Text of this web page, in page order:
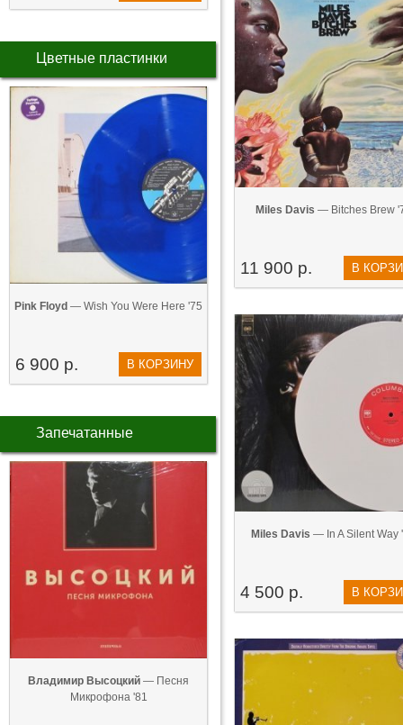
Цветные пластинки
Pink Floyd — Wish You Were Here '75
6 900 р. В КОРЗИНУ
Запечатанные
Владимир Высоцкий — Песня
Микрофона '81
Miles Davis — Bitches Brew
11 900 р. В
Miles Davis — In A Silent Way
4 500 р. В